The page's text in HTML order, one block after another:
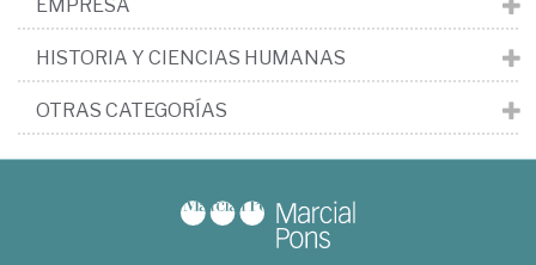
EMPRESA
HISTORIA Y CIENCIAS HUMANAS
OTRAS CATEGORÍAS